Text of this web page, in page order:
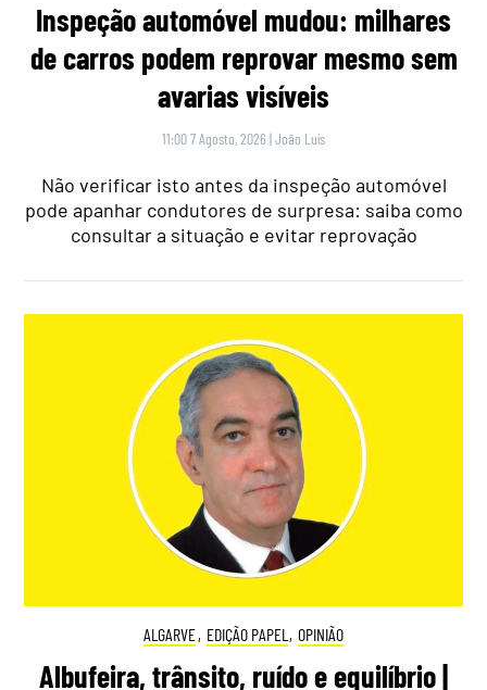
Inspeção automóvel mudou: milhares
de carros podem reprovar mesmo sem
avarias visíveis
11:00 7 Agosto, 2026 |João Luís
Não verificar isto antes da inspeção automóvel
pode apanhar condutores de surpresa: saiba como
consultar a situação e evitar reprovação
ALGARVE, EDIÇÃO PAPEL , OPINIÃO
Albufeira, trânsito, ruído e equilíbrio |